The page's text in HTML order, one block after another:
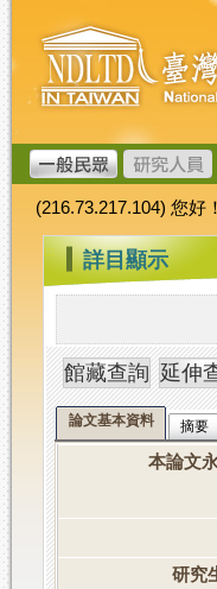
跳
到
主
要
內
容
臺
灣
博
碩
士
論
文
加
值
系
統
(216.73.217.104) 您好
::: 詳目顯示
論文基本資料 摘要
本論文
研究